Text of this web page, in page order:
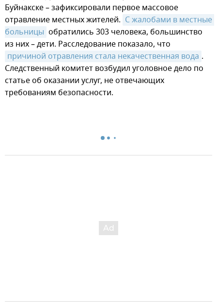
Буйнакске – зафиксировали первое массовое
отравление местных жителей. С жалобами в местные
больницы обратились 303 человека, большинство
из них – дети. Расследование показало, что
причиной отравления стала некачественная вода .
Следственный комитет возбудил уголовное дело по
статье об оказании услуг, не отвечающих
требованиям безопасности.